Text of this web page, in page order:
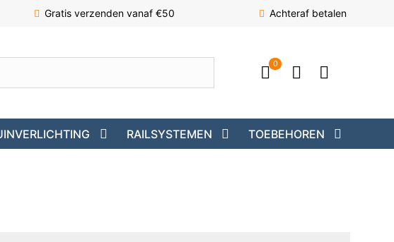
Gratis verzenden vanaf €50 Achteraf betalen
0
RAILSYSTEMEN TOEBEHOREN